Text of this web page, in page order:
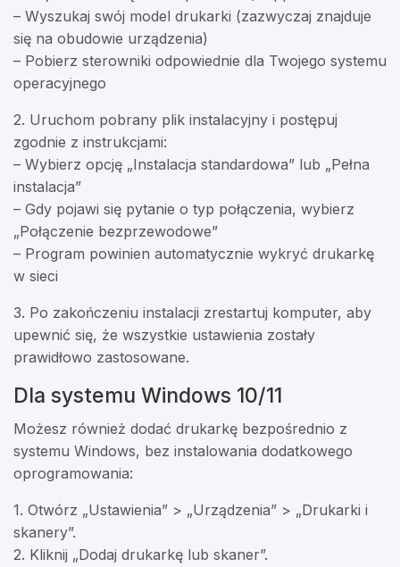
– Wyszukaj swój model drukarki (zazwyczaj znajduje
się na obudowie urządzenia)
– Pobierz sterowniki odpowiednie dla Twojego systemu
operacyjnego
2. Uruchom pobrany plik instalacyjny i postępuj
zgodnie z instrukcjami:
– Wybierz opcję „Instalacja standardowa” lub „Pełna
instalacja”
– Gdy pojawi się pytanie o typ połączenia, wybierz
„Połączenie bezprzewodowe”
– Program powinien automatycznie wykryć drukarkę
w sieci
3. Po zakończeniu instalacji zrestartuj komputer, aby
upewnić się, że wszystkie ustawienia zostały
prawidłowo zastosowane.
Dla systemu Windows 10/11
Możesz również dodać drukarkę bezpośrednio z
systemu Windows, bez instalowania dodatkowego
oprogramowania:
1. Otwórz „Ustawienia” > „Urządzenia” > „Drukarki i
skanery”.
2. Kliknij „Dodaj drukarkę lub skaner”.